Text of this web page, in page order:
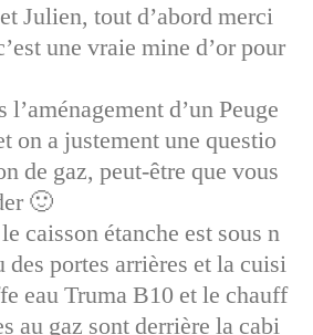
Julien, tout d’abord merci
une vraie mine d’or pour
l’aménagement d’un Peuge
on a justement une questio
de gaz, peut-être que vous
🙂
caisson étanche est sous n
des portes arrières et la cuisi
eau Truma B10 et le chauff
au gaz sont derrière la cabi